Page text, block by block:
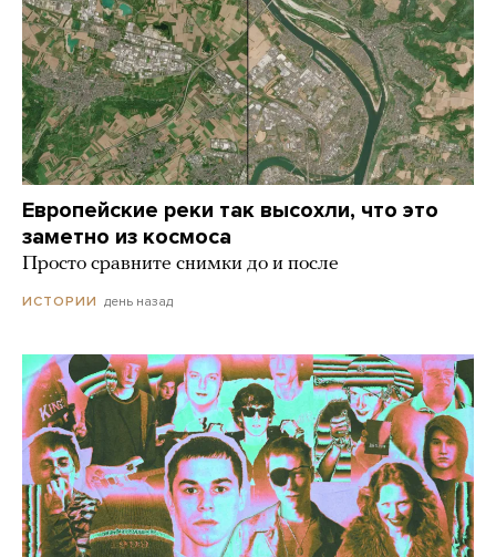
Европейские реки так высохли, что это
заметно из космоса
Просто сравните снимки до и после
ИСТОРИИ день назад